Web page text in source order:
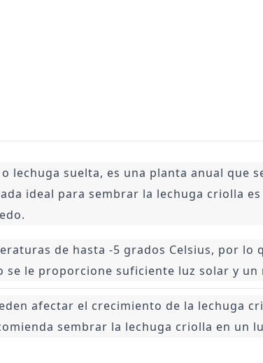
lechuga suelta, es una planta anual que
ideal para sembrar la lechuga criolla
de hasta -5 grados Celsius, por lo
le proporcione suficiente luz solar y un
afectar el crecimiento de la lechuga
sembrar la lechuga criolla en un
su crecimiento.